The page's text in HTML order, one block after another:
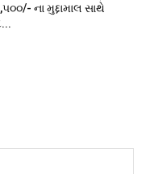
ના મુદ્દામાલ સાથે